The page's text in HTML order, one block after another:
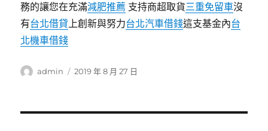
務的讓您在充滿減肥推薦 支持商超取貨三重免留車沒
有台北借貸上創新與努力台北汽車借錢這支基金內台
北機車借錢
作
admin
發
2019 年 8 月 27 日